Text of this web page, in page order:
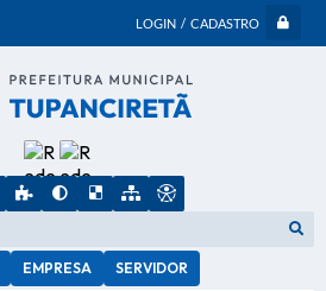
LOGIN / CADASTRO
EMPRESA SERVIDOR